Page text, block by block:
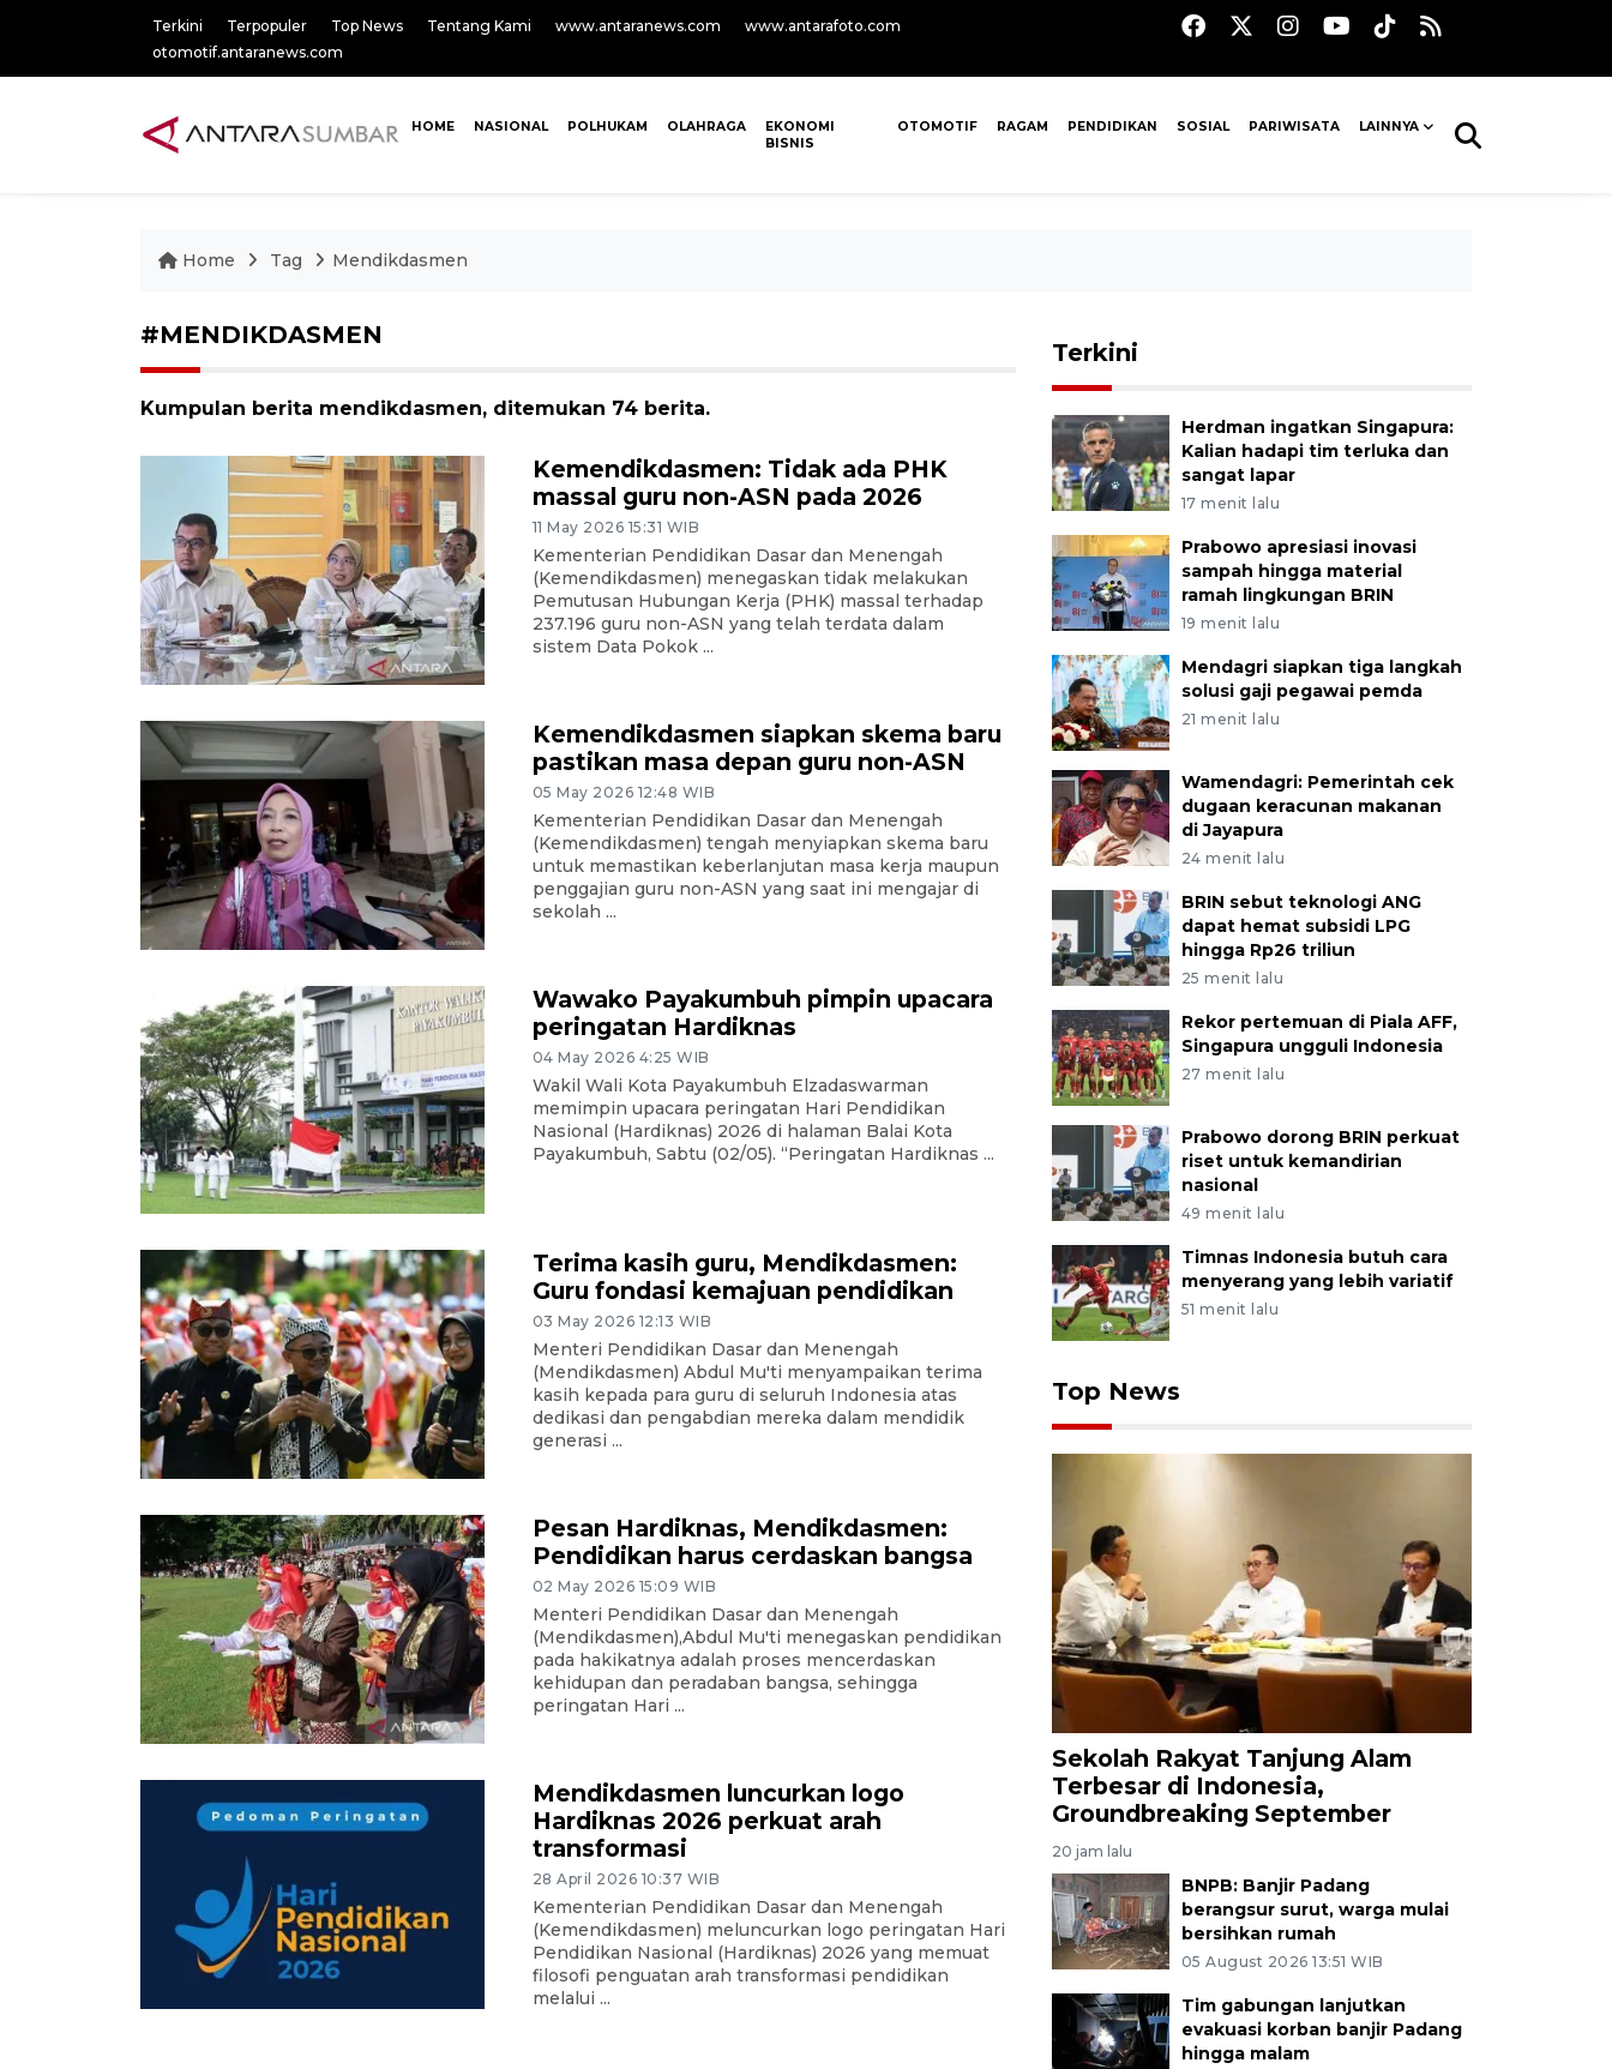
Terkini Terpopuler Top News Tentang Kami www.antaranews.com
www.antarafoto.com
otomotif.antaranews.com
HOME NASIONAL POLHUKAM OLAHRAGA
EKONOMI
BISNIS
OTOMOTIF RAGAM PENDIDIKAN SOSIAL PARIWISATA LAINNYA
Home Tag Mendikdasmen
#MENDIKDASMEN
Kumpulan berita mendikdasmen, ditemukan 74 berita.
Kemendikdasmen: Tidak ada PHK
massal guru non-ASN pada 2026
11 May 2026 15:31 WIB
Kementerian Pendidikan Dasar dan Menengah
(Kemendikdasmen) menegaskan tidak melakukan
Pemutusan Hubungan Kerja (PHK) massal terhadap
237.196 guru non-ASN yang telah terdata dalam
sistem Data Pokok ...
Kemendikdasmen siapkan skema baru
pastikan masa depan guru non-ASN
05 May 2026 12:48 WIB
Kementerian Pendidikan Dasar dan Menengah
(Kemendikdasmen) tengah menyiapkan skema baru
untuk memastikan keberlanjutan masa kerja maupun
penggajian guru non-ASN yang saat ini mengajar di
sekolah ...
Wawako Payakumbuh pimpin upacara
peringatan Hardiknas
04 May 2026 4:25 WIB
Wakil Wali Kota Payakumbuh Elzadaswarman
memimpin upacara peringatan Hari Pendidikan
Nasional (Hardiknas) 2026 di halaman Balai Kota
Payakumbuh, Sabtu (02/05). “Peringatan Hardiknas ...
Terima kasih guru, Mendikdasmen:
Guru fondasi kemajuan pendidikan
03 May 2026 12:13 WIB
Menteri Pendidikan Dasar dan Menengah
(Mendikdasmen) Abdul Mu'ti menyampaikan terima
kasih kepada para guru di seluruh Indonesia atas
dedikasi dan pengabdian mereka dalam mendidik
generasi ...
Pesan Hardiknas, Mendikdasmen:
Pendidikan harus cerdaskan bangsa
02 May 2026 15:09 WIB
Menteri Pendidikan Dasar dan Menengah
(Mendikdasmen),Abdul Mu'ti menegaskan pendidikan
pada hakikatnya adalah proses mencerdaskan
kehidupan dan peradaban bangsa, sehingga
peringatan Hari ...
Mendikdasmen luncurkan logo
Hardiknas 2026 perkuat arah
transformasi
28 April 2026 10:37 WIB
Kementerian Pendidikan Dasar dan Menengah
(Kemendikdasmen) meluncurkan logo peringatan Hari
Pendidikan Nasional (Hardiknas) 2026 yang memuat
filosofi penguatan arah transformasi pendidikan
melalui ...
Terkini
Herdman ingatkan Singapura:
Kalian hadapi tim terluka dan
sangat lapar
17 menit lalu
Prabowo apresiasi inovasi
sampah hingga material
ramah lingkungan BRIN
19 menit lalu
Mendagri siapkan tiga langkah
solusi gaji pegawai pemda
21 menit lalu
Wamendagri: Pemerintah cek
dugaan keracunan makanan
di Jayapura
24 menit lalu
BRIN sebut teknologi ANG
dapat hemat subsidi LPG
hingga Rp26 triliun
25 menit lalu
Rekor pertemuan di Piala AFF,
Singapura ungguli Indonesia
27 menit lalu
Prabowo dorong BRIN perkuat
riset untuk kemandirian
nasional
49 menit lalu
Timnas Indonesia butuh cara
menyerang yang lebih variatif
51 menit lalu
Top News
Sekolah Rakyat Tanjung Alam
Terbesar di Indonesia,
Groundbreaking September
20 jam lalu
BNPB: Banjir Padang
berangsur surut, warga mulai
bersihkan rumah
05 August 2026 13:51 WIB
Tim gabungan lanjutkan
evakuasi korban banjir Padang
hingga malam